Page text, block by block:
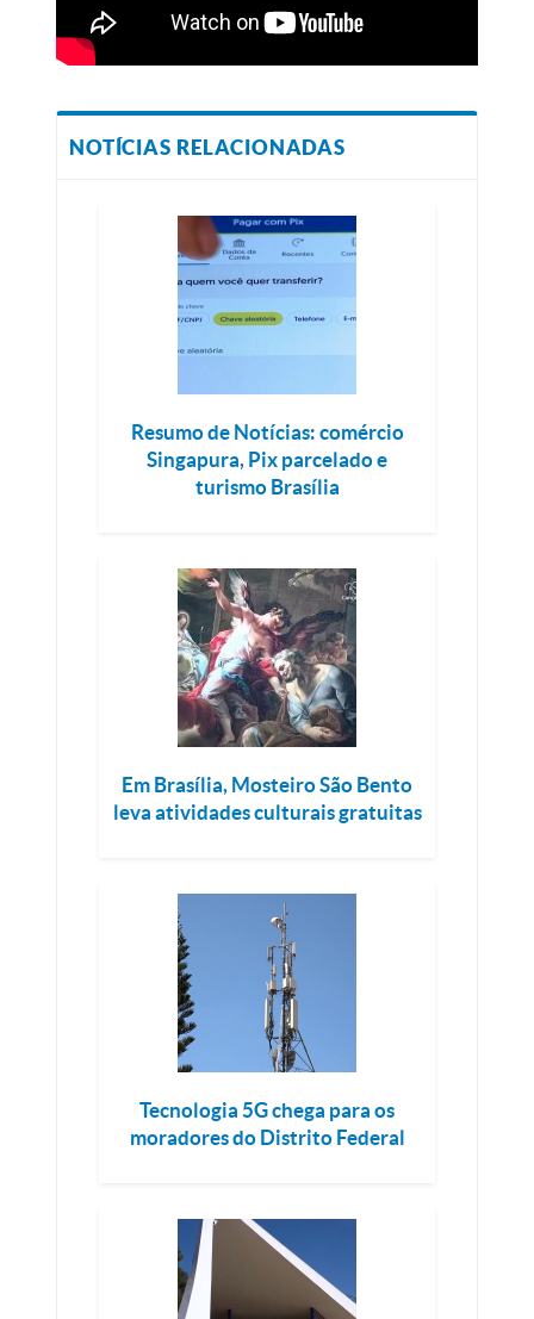
NOTÍCIAS RELACIONADAS
Resumo de Notícias: comércio
Singapura, Pix parcelado e
turismo Brasília
Em Brasília, Mosteiro São Bento
leva atividades culturais gratuitas
Tecnologia 5G chega para os
moradores do Distrito Federal